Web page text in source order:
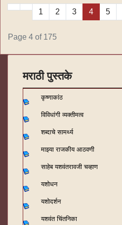
1 2 3 4 5
Page 4 of 175
मराठी पुस्तके
कृष्णाकांठ
विविधांगी व्यक्तीमत्व
शब्दाचे सामर्थ्य
माझ्या राजकीय आठवणी
साहेब यशवंतरावजी चव्हाण
यशोधन
यशोदर्शन
यशवंत चिंतनिका